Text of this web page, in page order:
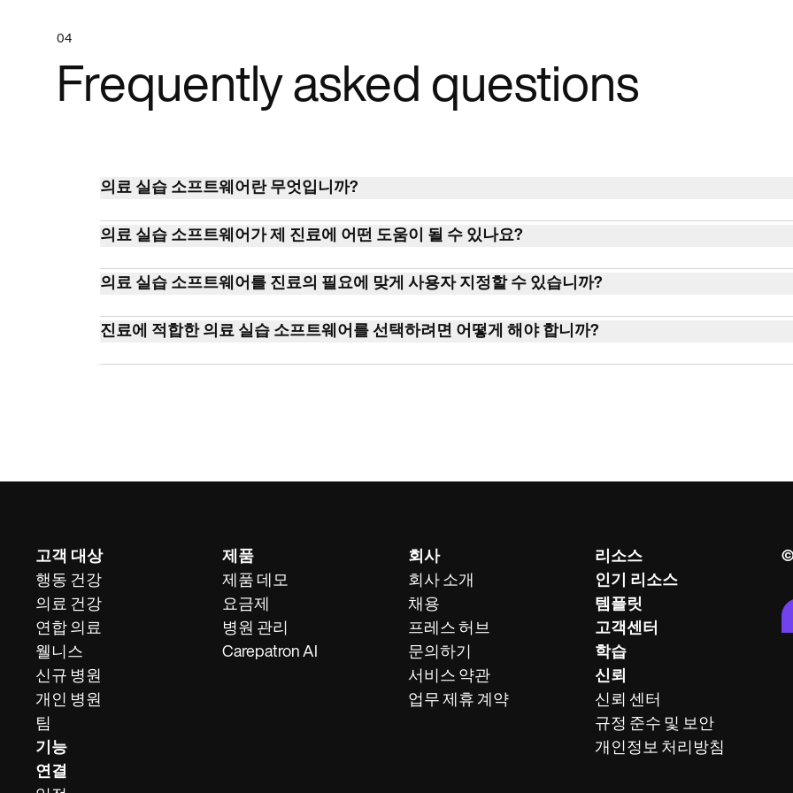
04
Frequently asked questions
의료 실습 소프트웨어란 무엇입니까?
Medical Practice Software는 의료 시설의 관리 작업, 일정 관리, 청구 및 환자 관리를 간소화하여 효율
이고 환자 치료 서비스를 개선하도록 설계된 디지털 도구입니다.
의료 실습 소프트웨어가 제 진료에 어떤 도움이 될 수 있나요?
의료 실습 소프트웨어는 워크플로우 관리를 최적화하고, 관리 부담을 줄이고, 환자 참여를 강화하고,
준수를 보장하고, 전반적인 진료 효율성과 생산성을 개선합니다.
의료 실습 소프트웨어를 진료의 필요에 맞게 사용자 지정할 수 있습니까?
예, 대부분의 의료 실습 소프트웨어 솔루션은 진료의 특정 요구 사항 및 워크플로에 따라 특징과 기능
할 수 있는 사용자 지정 옵션을 제공합니다.
진료에 적합한 의료 실습 소프트웨어를 선택하려면 어떻게 해야 합니까?
의료 실습 소프트웨어를 선택할 때는 사용 편의성, 확장성, 통합 기능, 고객 지원, 가격 책정, 약속 일정,
고객 대상
행동 건강
의료 건강
연합 의료
웰니스
신규 병원
개인 병원
팀
기능
연결
제품
제품 데모
요금제
병원 관리
Carepatron AI
회사
회사 소개
채용
프레스 허브
문의하기
서비스 약관
업무 제휴 계약
리소스
인기 리소스
템플릿
고객센터
학습
신뢰
신뢰 센터
규정 준수 및 보안
개인정보 처리방침